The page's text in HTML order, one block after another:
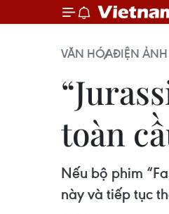
VĂN HÓAĐIỆN ẢNH
toàn
Nếu bộ phim
này và tiếp tục